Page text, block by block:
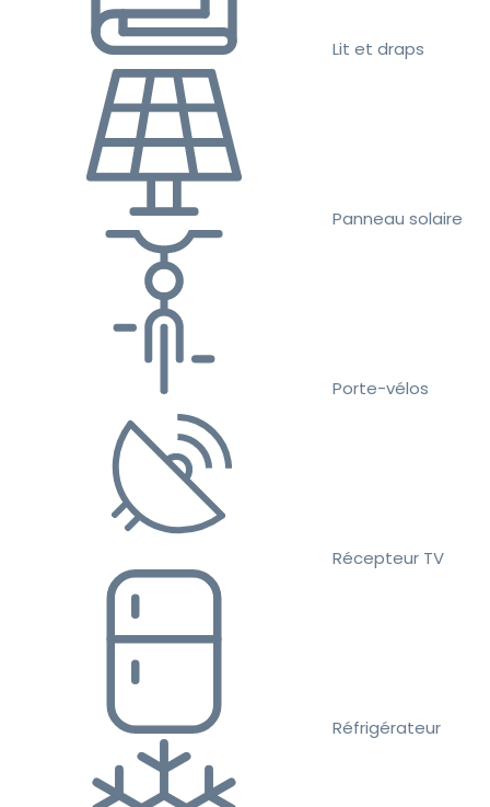
Lit et draps
Panneau solaire
Porte-vélos
Récepteur TV
Réfrigérateur